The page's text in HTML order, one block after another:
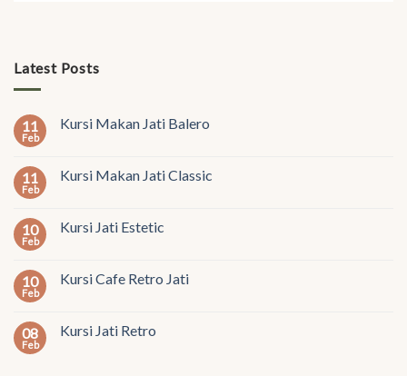
Latest Posts
11
Feb
Kursi Makan Jati Balero
11
Feb
Kursi Makan Jati Classic
10
Feb
Kursi Jati Estetic
10
Feb
Kursi Cafe Retro Jati
08
Feb
Kursi Jati Retro